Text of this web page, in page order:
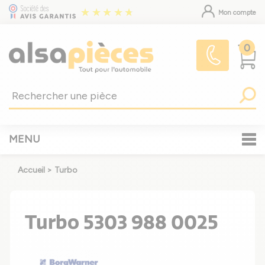
Mon compte
0
MENU
Accueil > Turbo
Turbo 5303 988 0025